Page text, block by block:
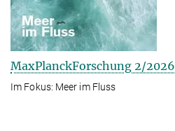
MaxPlanckForschung 2/2026
Im Fokus: Meer im Fluss